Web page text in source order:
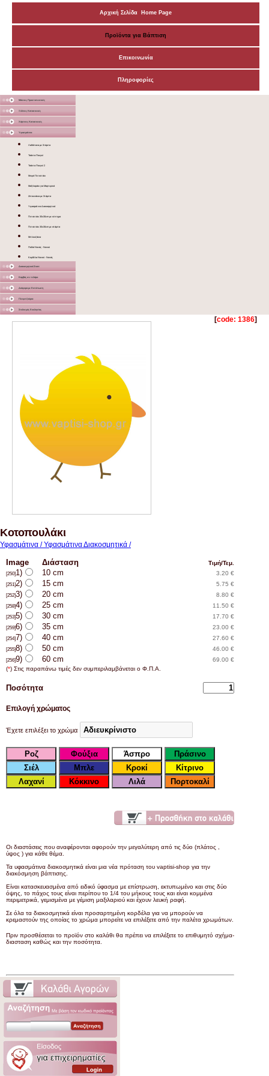
Αρχική Σελίδα Home Page
Προϊόντα για Βάπτιση
Επικοινωνία
Πληροφορίες
Μάσκες Προστατευτικές
Ξύλινες Κατασκευές
Χάρτινες Κατασκευές
Υφασμάτινα
Λαδόπανα με Στάμπα
Τσάντα Πουγκί
Τσάντα Πουγκί 2
Μικρό Πετσετάκι
Μαξιλαράκι για Μαρτυρικά
Ζιπουνάκια με Στάμπα
Υφασμάτινα Διακοσμητικά
Πετσετάκι 30x30cm με κέντημα
Πετσετάκι 30x30cm με στάμπα
Μπλουζάκια
Ποδιά Νονάς - Νονού
Κορδέλα Νονού - Νονάς
Διακοσμητικά Σταντ
Καμβάς σε τελάρο
Διάφορα με Εκτύπωση
Γλειφιτζούρια
Στολισμός Εκκλησίας
[code: 1386]
Κοτοπουλάκι
Υφασμάτινα / Υφασμάτινα Διακοσμητικά /
Image Διάσταση Τιμή/Τεμ.
[250] 1) 10 cm 3.20 €
[251]2) 15 cm 5.75 €
[252]3) 20 cm 8.80 €
[258]4) 25 cm 11.50 €
[253]5) 30 cm 17.70 €
[259]6) 35 cm 23.00 €
[254]7) 40 cm 27.60 €
[255]8) 50 cm 46.00 €
[256]9) 60 cm
69.00 €
(*) Στις παραπάνω τιμές δεν συμπεριλαμβάνεται ο Φ.Π.Α.
Ποσότητα
Επιλογή χρώματος
Έχετε επιλέξει το χρώμα
Οι διαστάσεις που αναφέρονται αφορούν την μεγαλύτερη από τις δύο (πλάτος ,
ύψος ) για κάθε θέμα.
Τα υφασμάτινα διακοσμητικά είναι μια νέα πρόταση του vaptisi-shop για την
διακόσμηση βάπτισης.
Είναι κατασκευασμένα από ειδικό ύφασμα με επίστρωση, εκτυπωμένο και στις δύο
όψης, το πάχος τους είναι περίπου το 1/4 του μήκους τους και είναι κομμένα
περιμετρικά, γεμισμένα με γέμιση μαξιλαριού και έχουν λευκή ραφή.
Σε όλα τα διακοσμητικά είναι προσαρτημένη κορδέλα για να μπορούν να
κρεμαστούν της οποίας το χρώμα μπορείτε να επιλέξετε από την παλέτα χρωμάτων.
Πριν προσθέσεται το προϊόν στο καλάθι θα πρέπει να επιλέξετε το επιθυμητό σχήμα-
διασταση καθώς και την ποσότητα.